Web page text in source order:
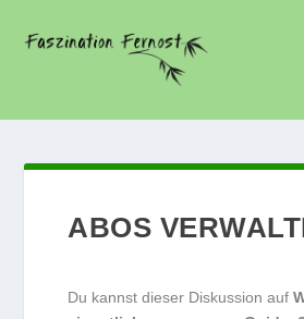
ABOS
Du kannst dieser Diskussion auf